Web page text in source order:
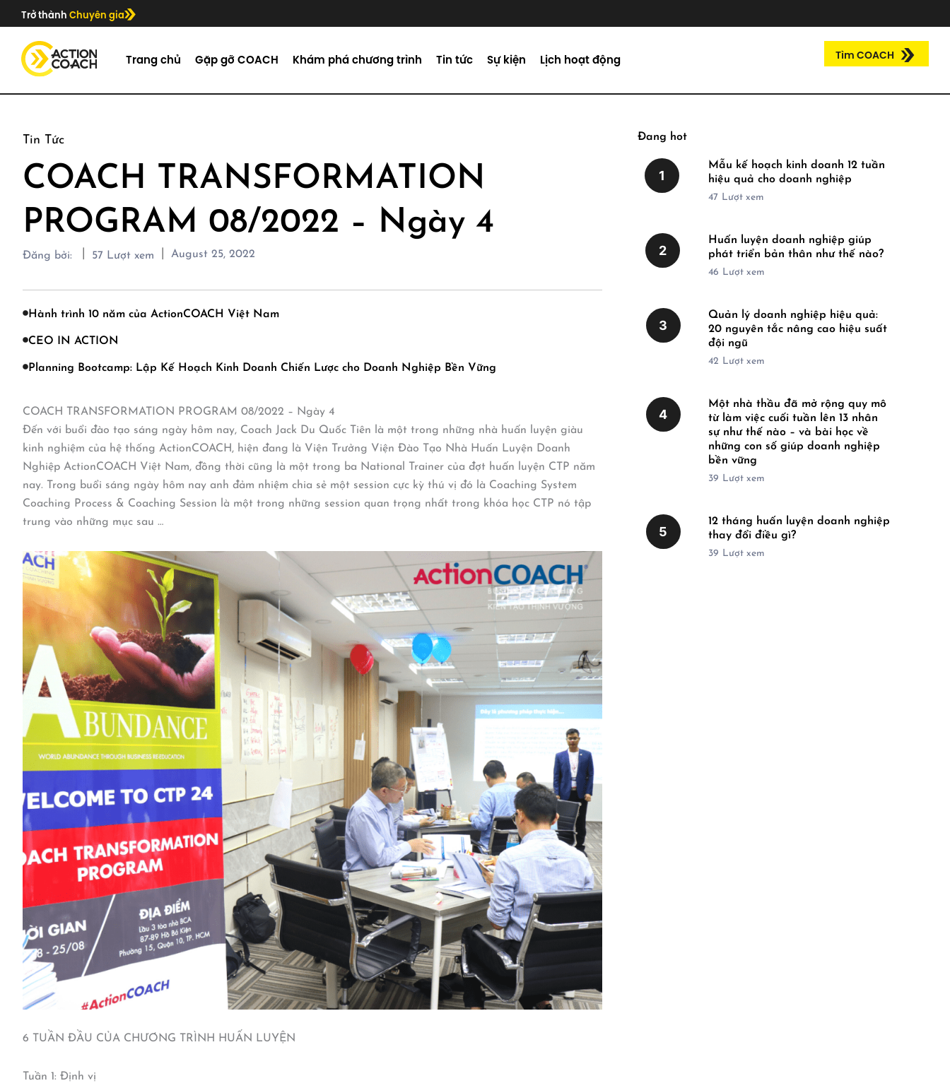
Trở thành Chuyên gia
Trang chủ Gặp gỡ COACH Khám phá chương trình Tin tức Sự kiện Lịch hoạt động Tìm COACH
Đang hot
1
Mẫu kế hoạch kinh doanh 12 tuần
hiệu quả cho doanh nghiệp
47 Lượt xem
2
Huấn luyện doanh nghiệp giúp
phát triển bản thân như thế nào?
46 Lượt xem
3
Quản lý doanh nghiệp hiệu quả:
20 nguyên tắc nâng cao hiệu suất
đội ngũ
42 Lượt xem
4
Một nhà thầu đã mở rộng quy mô
từ làm việc cuối tuần lên 13 nhân
sự như thế nào – và bài học về
những con số giúp doanh nghiệp
bền vững
39 Lượt xem
5
12 tháng huấn luyện doanh nghiệp
thay đổi điều gì?
39 Lượt xem
Tin Tức
COACH TRANSFORMATION
PROGRAM 08/2022 – Ngày 4
Đăng bởi: 57 Lượt xem August 25, 2022
Hành trình 10 năm của ActionCOACH Việt Nam
CEO IN ACTION
Planning Bootcamp: Lập Kế Hoạch Kinh Doanh Chiến Lược cho Doanh Nghiệp Bền Vững
COACH TRANSFORMATION PROGRAM 08/2022 – Ngày 4
Đến với buổi đào tạo sáng ngày hôm nay, Coach Jack Du Quốc Tiên là một trong những nhà huấn luyện giàu
kinh nghiệm của hệ thống ActionCOACH, hiện đang là Viện Trưởng Viện Đào Tạo Nhà Huấn Luyện Doanh
Nghiệp ActionCOACH Việt Nam, đồng thời cũng là một trong ba National Trainer của đợt huấn luyện CTP năm
nay. Trong buổi sáng ngày hôm nay anh đảm nhiệm chia sẻ một session cực kỳ thú vị đó là Coaching System
Coaching Process & Coaching Session là một trong những session quan trọng nhất trong khóa học CTP nó tập
trung vào những mục sau …
6 TUẦN ĐẦU CỦA CHƯƠNG TRÌNH HUẤN LUYỆN
Tuần 1: Định vị